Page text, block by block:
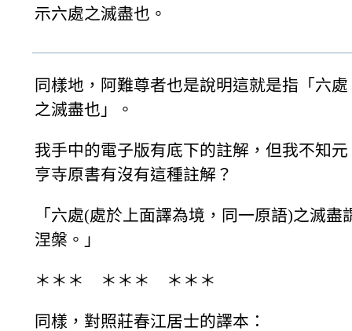
示六處之滅盡也。
同樣地，阿難尊者也是說明這就是指「六處
之滅盡也」。
我手中的電子版有底下的註解，但我不知元
亨寺原書有沒有這種註解？
「六處(處於上面譯為境，同一原語)之滅盡
涅槃。」
＊＊＊ ＊＊＊ ＊＊＊
同樣，對照莊春江居士的譯本：